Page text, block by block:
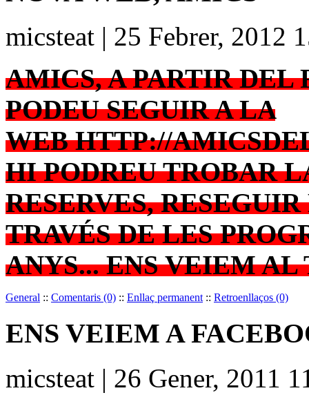
micsteat | 25 Febrer, 2012
AMICS, A PARTIR DEL
PODEU SEGUIR A LA
WEBHTTP://
HI PODREU TROBAR
RESERVES,
TRAVÉS DE LES
ANYS... ENS VEIEM AL
General :: Comentaris (0) :: Enllaç permanent :: Retroenllaços (0)
ENS VEIEM A
micsteat | 26 Gener, 2011